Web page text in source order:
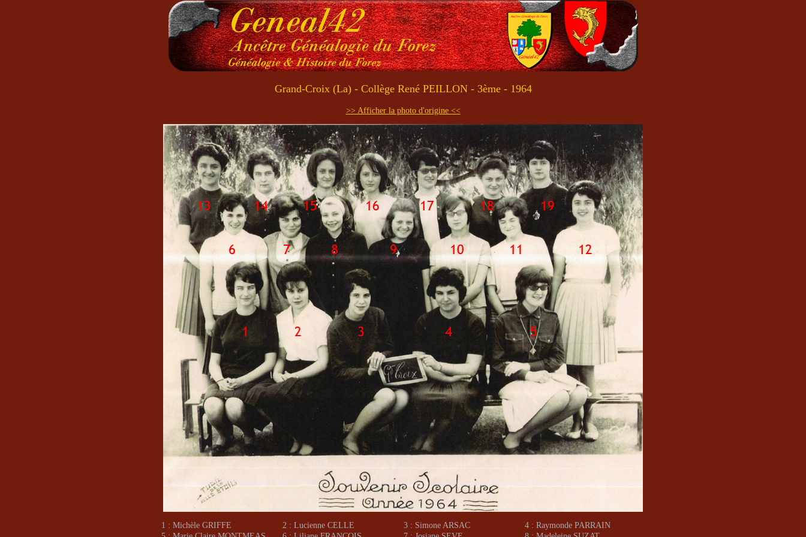
Grand-Croix (La) - Collège René PEILLON - 3ème - 1964
>> Afficher la photo d'origine <<
1 : Michèle GRIFFE 2 : Lucienne CELLE 3 : Simone ARSAC
4 : Raymonde PARRAIN